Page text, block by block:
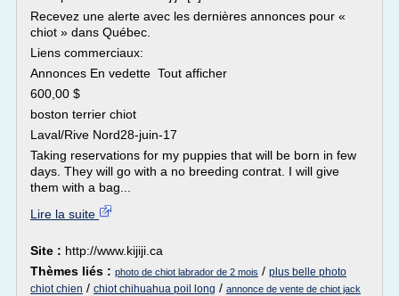
Recevez une alerte avec les dernières annonces pour «
chiot » dans Québec.
Liens commerciaux:
Annonces En vedette Tout afficher
600,00 $
boston terrier chiot
Laval/Rive Nord28-juin-17
Taking reservations for my puppies that will be born in few
days. They will go with a no breeding contrat. I will give
them with a bag...
Lire la suite
Site : http://www.kijiji.ca
Thèmes liés : photo de chiot labrador de 2 mois / plus belle photo
chiot chien / chiot chihuahua poil long / annonce de vente de chiot jack